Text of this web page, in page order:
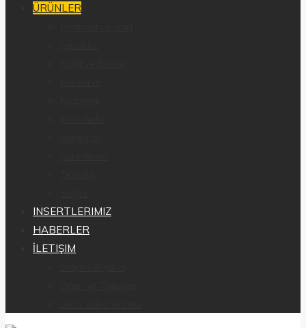
ÜRÜNLER
INSERTLERIMIZ
HABERLER
İLETIŞIM